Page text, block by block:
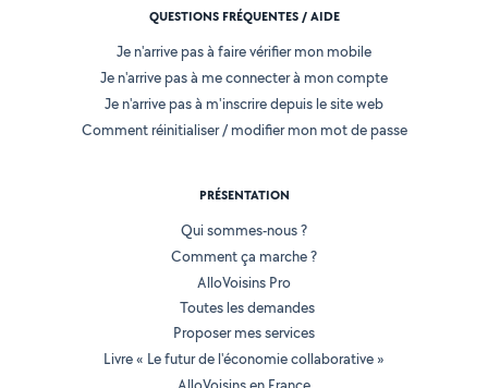
QUESTIONS FRÉQUENTES / AIDE
Je n'arrive pas à faire vérifier mon mobile
Je n'arrive pas à me connecter à mon compte
Je n'arrive pas à m'inscrire depuis le site web
Comment réinitialiser / modifier mon mot de passe
PRÉSENTATION
Qui sommes-nous ?
Comment ça marche ?
AlloVoisins Pro
Toutes les demandes
Proposer mes services
Livre « Le futur de l'économie collaborative »